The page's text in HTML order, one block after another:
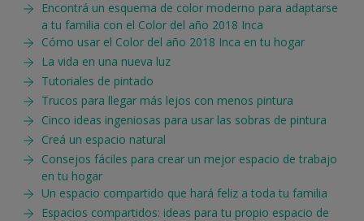
Encontrá un esquema de color moderno para adaptarse
a tu familia con el Color del año 2018 Inca
Cómo usar el Color del año 2018 Inca en tu hogar
La vida en una nueva luz
Tutoriales de pintado
Trucos para llegar más lejos con menos pintura
Cinco ideas ingeniosas para usar las sobras de pintura
Creá un espacio natural
Consejos fáciles para crear un mejor espacio de trabajo
en tu hogar
Un espacio compartido que hará feliz a toda tu familia
Espacios compartidos: ideas para tu propio espacio de